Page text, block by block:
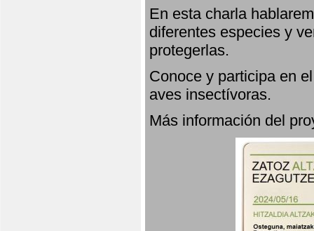
En esta charla
diferentes especies y
protegerlas.
Conoce y participa en
aves insectívoras.
Más información del